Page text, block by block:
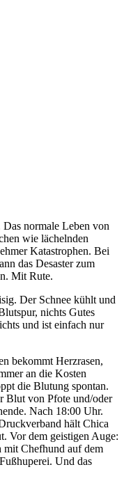
normale Leben von
wie lächelnden
Katastrophen. Bei
das Desaster zum
Mit Rute.
Der Schnee kühlt und
nichts Gutes
und ist einfach nur
bekommt Herzrasen,
an die Kosten
die Blutung spontan.
Blut von Pfote und/oder
Nach 18:00 Uhr.
hält Chica
Vor dem geistigen Auge:
Chefhund auf dem
Und das